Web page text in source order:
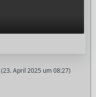
(23. April 2025 um 08:27)